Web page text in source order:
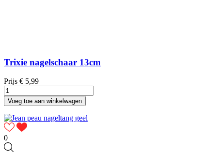
Trixie nagelschaar 13cm
Prijs € 5,99
Voeg toe aan winkelwagen
0